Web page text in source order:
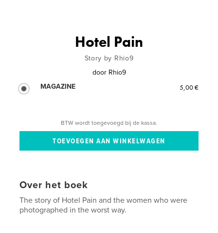
Hotel Pain
Story by Rhio9
door Rhio9
MAGAZINE
5,00 €
BTW wordt toegevoegd bij de kassa.
Over het boek
The story of Hotel Pain and the women who were
photographed in the worst way.